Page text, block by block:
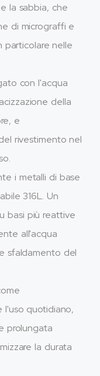
la sabbia, che
di micrograffi e
particolare nelle
con l'acqua
della
e
rivestimento nel
i metalli di base
316L. Un
basi più reattive
all'acqua
sfaldamento del
l'uso quotidiano,
prolungata
la durata